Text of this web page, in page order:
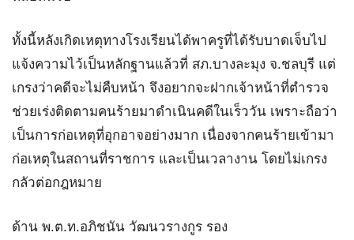
ทั้งนี้หลังเกิดเหตุทางโรงเรียนได้พาครูที่ได้รับบาดเจ็บไป
แจ้งความไว้เป็นหลักฐานแล้วที่ สภ.บางละมุง จ.ชลบุรี แต่
เกรงว่าคดีจะไม่คืบหน้า จึงอยากจะฝากเจ้าหน้าที่ตำรวจ
ช่วยเร่งติดตามคนร้ายมาดำเนินคดีในเร็ววัน เพราะถือว่า
เป็นการก่อเหตุที่อุกอาจอย่างมาก เนื่องจากคนร้ายเข้ามา
ก่อเหตุในสถานที่ราชการ และเป็นเวลางาน โดยไม่เกรง
กลัวต่อกฎหมาย
ด้าน พ.ต.ท.อภิชนัน วัฒนวรางกูร รอง